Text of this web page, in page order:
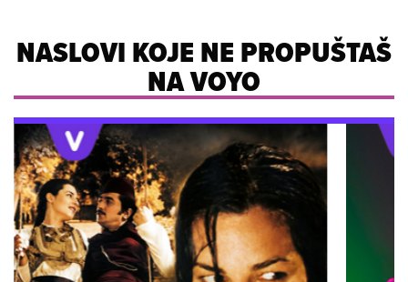
NASLOVI KOJE NE PROPUŠTAŠ
NA VOYO